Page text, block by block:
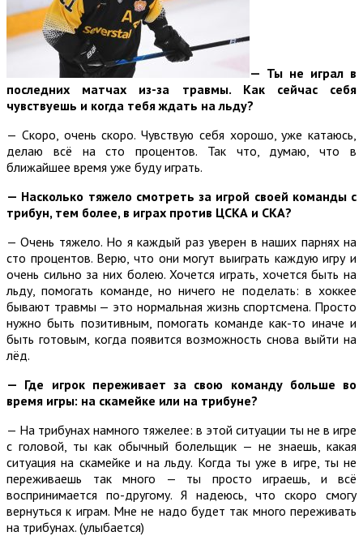
— Ты не играл в
последних матчах из-за травмы. Как сейчас себя
чувствуешь и когда тебя ждать на льду?
— Скоро, очень скоро. Чувствую себя хорошо, уже катаюсь,
делаю всё на сто процентов. Так что, думаю, что в
ближайшее время уже буду играть.
— Насколько тяжело смотреть за игрой своей команды с
трибун, тем более, в играх против ЦСКА и СКА?
— Очень тяжело. Но я каждый раз уверен в наших парнях на
сто процентов. Верю, что они могут выиграть каждую игру и
очень сильно за них болею. Хочется играть, хочется быть на
льду, помогать команде, но ничего не поделать: в хоккее
бывают травмы — это нормальная жизнь спортсмена. Просто
нужно быть позитивным, помогать команде как-то иначе и
быть готовым, когда появится возможность снова выйти на
лёд.
— Где игрок переживает за свою команду больше во
время игры: на скамейке или на трибуне?
— На трибунах намного тяжелее: в этой ситуации ты не в игре
с головой, ты как обычный болельщик — не знаешь, какая
ситуация на скамейке и на льду. Когда ты уже в игре, ты не
переживаешь так много — ты просто играешь, и всё
воспринимается по-другому. Я надеюсь, что скоро смогу
вернуться к играм. Мне не надо будет так много переживать
на трибунах. (улыбается)